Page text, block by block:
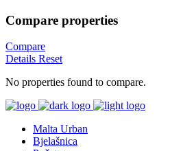
Compare properties
Compare
Details Reset
No properties found to compare.
Malta Urban
Bjelašnica